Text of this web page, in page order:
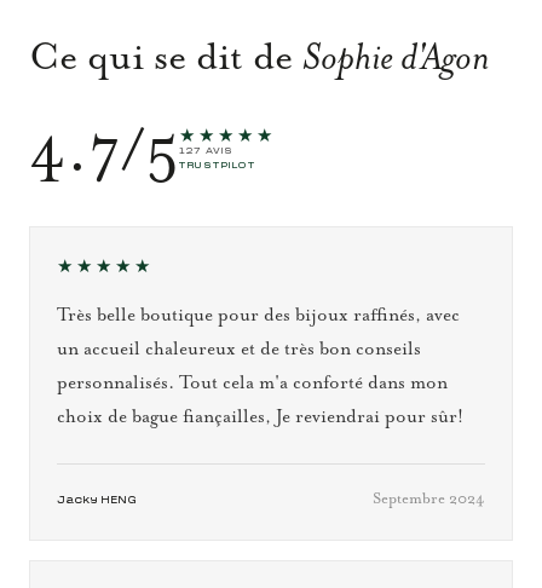
Ce qui se dit de Sophie d'Agon
4.7/5 ★★★★★
127 AVIS
TRUSTPILOT
★★★★★
Très belle boutique pour des bijoux raffinés, avec
un accueil chaleureux et de très bon conseils
personnalisés. Tout cela m'a conforté dans mon
choix de bague fiançailles, Je reviendrai pour sûr!
Jacky HENG Septembre 2024